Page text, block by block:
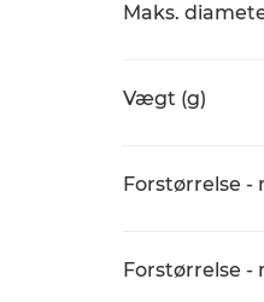
Maks.
Vægt (g)
Forstørrelse -
Forstørrelse -